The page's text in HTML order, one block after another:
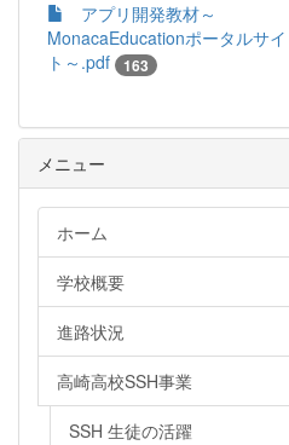
アプリ開発教材～
MonacaEducationポータルサイ
ト～.pdf
163
メニュー
ホーム
学校概要
進路状況
高崎高校SSH事業
SSH 生徒の活躍